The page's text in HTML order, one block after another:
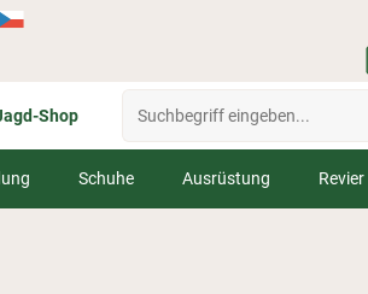
Shop
Schuhe Ausrüstung Revier